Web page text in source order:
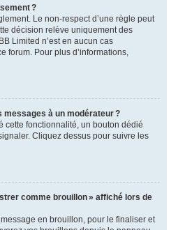
?
Le non-respect d’une règle peut
décision relève uniquement des
Limited n’est en aucun cas
forum. Pour plus d’informations,
à un modérateur ?
cette fonctionnalité, un bouton dédié
Cliquez dessus pour suivre les
comme brouillon » affiché lors de
message en brouillon, pour le finaliser et